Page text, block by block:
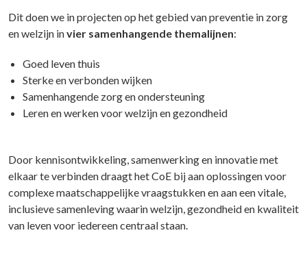
Dit doen we in projecten op het gebied van preventie in zorg
en welzijn invier samenhangende themalijnen:
Goed leven thuis
Sterke en verbonden wijken
Samenhangende zorg en ondersteuning
Leren en werken voor welzijn en gezondheid
Door kennisontwikkeling, samenwerking en innovatie met
elkaar te verbinden draagt hetCoE bij aan oplossingen voor
complexe maatschappelijke vraagstukken en aan een vitale,
inclusieve samenleving waarin welzijn, gezondheid en kwaliteit
van leven voor iedereen centraal staan.